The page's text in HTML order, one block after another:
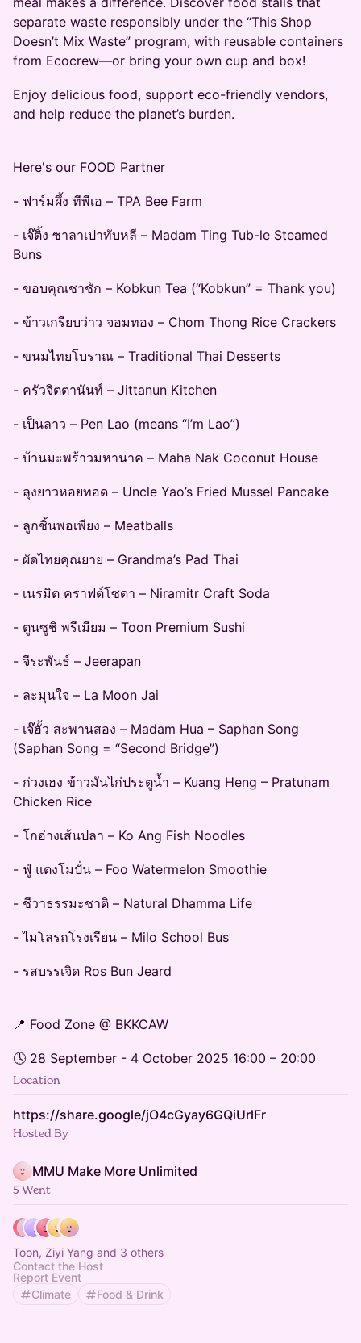
separate waste responsibly under the “This Shop
Doesn’t Mix Waste” program, with reusable containers
from Ecocrew—or bring your own cup and box!
Enjoy delicious food, support eco-friendly vendors,
and help reduce the planet’s burden.
Here's our FOOD Partner
- ฟาร์มผึ้ง ทีพีเอ – TPA Bee Farm
- เจ๊ติ้ง ซาลาเปาทับหลี – Madam Ting Tub-le Steamed
Buns
- ขอบคุณชาชัก – Kobkun Tea (“Kobkun” = Thank you)
- ข้าวเกรียบว่าว จอมทอง – Chom Thong Rice Crackers
- ขนมไทยโบราณ – Traditional Thai Desserts
- ครัวจิตตานันท์ – Jittanun Kitchen
- เป็นลาว – Pen Lao (means “I’m Lao”)
- บ้านมะพร้าวมหานาค – Maha Nak Coconut House
- ลุงยาวหอยทอด – Uncle Yao’s Fried Mussel Pancake
- ลูกชิ้นพอเพียง – Meatballs
- ผัดไทยคุณยาย – Grandma’s Pad Thai
- เนรมิต คราฟต์โซดา – Niramitr Craft Soda
- ตูนซูชิ พรีเมียม – Toon Premium Sushi
- จีระพันธ์ – Jeerapan
- ละมุนใจ – La Moon Jai
- เจ๊ฮั้ว สะพานสอง – Madam Hua – Saphan Song
(Saphan Song = “Second Bridge”)
- ก่วงเฮง ข้าวมันไก่ประตูน้ำ – Kuang Heng – Pratunam
Chicken Rice
- โกอ่างเส้นปลา – Ko Ang Fish Noodles
- ฟู่ แตงโมปั่น – Foo Watermelon Smoothie
- ชีวาธรรมะชาติ – Natural Dhamma Life
- ไมโลรถโรงเรียน – Milo School Bus
- รสบรรเจิด Ros Bun Jeard
📍 Food Zone @ BKKCAW
🕓 28 September - 4 October 2025 16:00 – 20:00
Location
https://share.google/jO4cGyay6GQiUrlFr
Hosted By
MMU Make More Unlimited
5 Went
Toon, Ziyi Yang and 3 others
Contact the Host
Report Event
Climate
Food & Drink